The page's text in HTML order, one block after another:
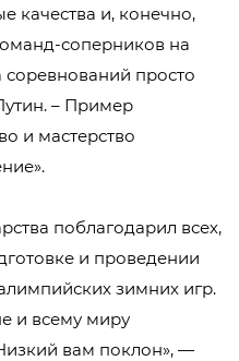
качества и, конечно,
соперников на
просто
– Пример
и мастерство
поблагодарил всех,
и проведении
зимних игр.
и всему миру
вам поклон», —